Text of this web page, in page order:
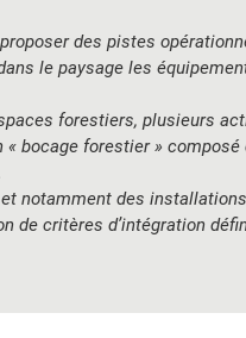
des pistes
le paysage les
forestiers, plusieurs
« bocage forestier »
et notamment des
de critères d’intégration